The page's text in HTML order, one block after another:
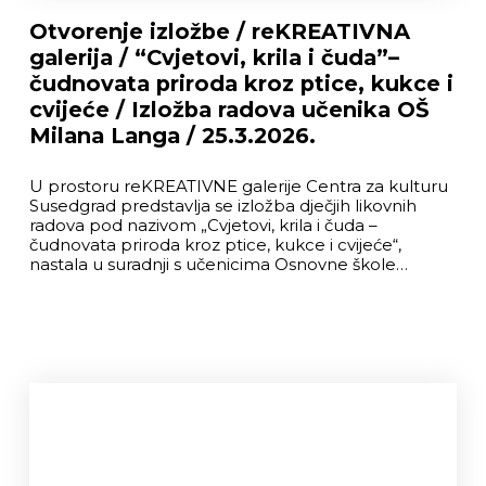
Otvorenje izložbe / reKREATIVNA
galerija / “Cvjetovi, krila i čuda”–
čudnovata priroda kroz ptice, kukce i
cvijeće / Izložba radova učenika OŠ
Milana Langa / 25.3.2026.
U prostoru reKREATIVNE galerije Centra za kulturu
Susedgrad predstavlja se izložba dječjih likovnih
radova pod nazivom „Cvjetovi, krila i čuda –
čudnovata priroda kroz ptice, kukce i cvijeće“,
nastala u suradnji s učenicima Osnovne škole…